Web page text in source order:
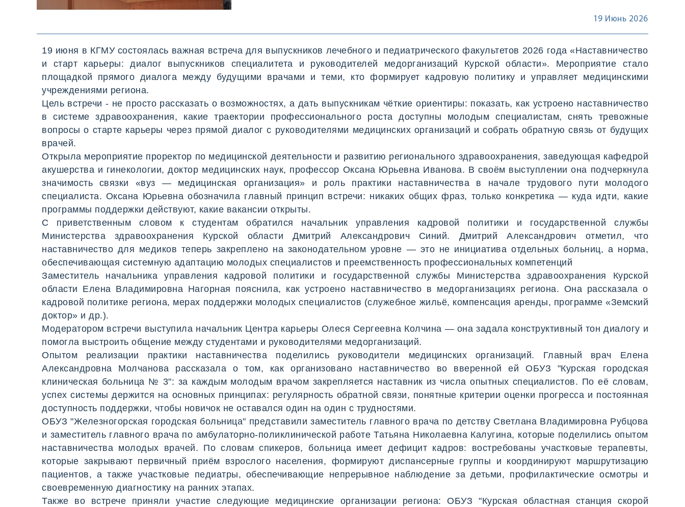
19 Июнь 2026
19 июня в КГМУ состоялась важная встреча для выпускников лечебного и педиатрического факультетов 2026 года «Наставничество
и старт карьеры: диалог выпускников специалитета и руководителей медорганизаций Курской области». Мероприятие стало
площадкой прямого диалога между будущими врачами и теми, кто формирует кадровую политику и управляет медицинскими
учреждениями региона.
Цель встречи - не просто рассказать о возможностях, а дать выпускникам чёткие ориентиры: показать, как устроено наставничество
в системе здравоохранения, какие траектории профессионального роста доступны молодым специалистам, снять тревожные
вопросы о старте карьеры через прямой диалог с руководителями медицинских организаций и собрать обратную связь от будущих
врачей.
Открыла мероприятие проректор по медицинской деятельности и развитию регионального здравоохранения, заведующая кафедрой
акушерства и гинекологии, доктор медицинских наук, профессор Оксана Юрьевна Иванова. В своём выступлении она подчеркнула
значимость связки «вуз — медицинская организация» и роль практики наставничества в начале трудового пути молодого
специалиста. Оксана Юрьевна обозначила главный принцип встречи: никаких общих фраз, только конкретика — куда идти, какие
программы поддержки действуют, какие вакансии открыты.
С приветственным словом к студентам обратился начальник управления кадровой политики и государственной службы
Министерства здравоохранения Курской области Дмитрий Александрович Синий. Дмитрий Александрович отметил, что
наставничество для медиков теперь закреплено на законодательном уровне — это не инициатива отдельных больниц, а норма,
обеспечивающая системную адаптацию молодых специалистов и преемственность профессиональных компетенций
Заместитель начальника управления кадровой политики и государственной службы Министерства здравоохранения Курской
области Елена Владимировна Нагорная пояснила, как устроено наставничество в медорганизациях региона. Она рассказала о
кадровой политике региона, мерах поддержки молодых специалистов (служебное жильё, компенсация аренды, программе «Земский
доктор» и др.).
Модератором встречи выступила начальник Центра карьеры Олеся Сергеевна Колчина — она задала конструктивный тон диалогу и
помогла выстроить общение между студентами и руководителями медорганизаций.
Опытом реализации практики наставничества поделились руководители медицинских организаций. Главный врач Елена
Александровна Молчанова рассказала о том, как организовано наставничество во вверенной ей ОБУЗ "Курская городская
клиническая больница № 3": за каждым молодым врачом закрепляется наставник из числа опытных специалистов. По её словам,
успех системы держится на основных принципах: регулярность обратной связи, понятные критерии оценки прогресса и постоянная
доступность поддержки, чтобы новичок не оставался один на один с трудностями.
ОБУЗ "Железногорская городская больница" представили заместитель главного врача по детству Светлана Владимировна Рубцова
и заместитель главного врача по амбулаторно-поликлинической работе Татьяна Николаевна Калугина, которые поделились опытом
наставничества молодых врачей. По словам спикеров, больница имеет дефицит кадров: востребованы участковые терапевты,
которые закрывают первичный приём взрослого населения, формируют диспансерные группы и координируют маршрутизацию
пациентов, а также участковые педиатры, обеспечивающие непрерывное наблюдение за детьми, профилактические осмотры и
своевременную диагностику на ранних этапах.
Также во встрече приняли участие следующие медицинские организации региона: ОБУЗ "Курская областная станция скорой